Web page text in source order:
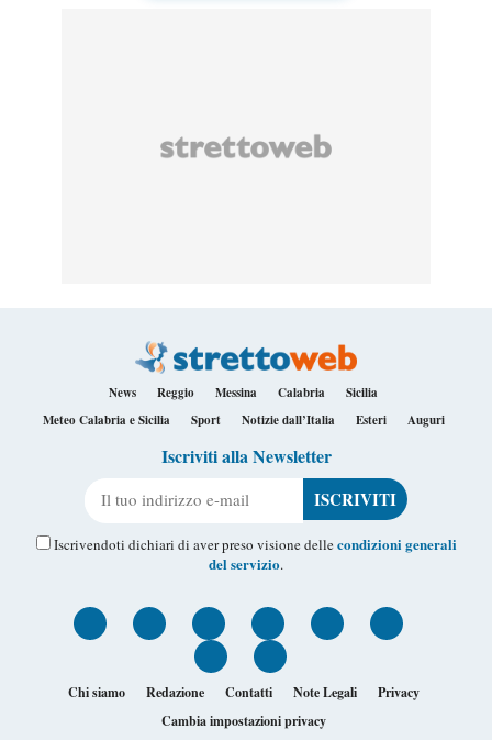
News Reggio Messina Calabria
Sicilia
Meteo Calabria e Sicilia
Sport Notizie dall’Italia Esteri Auguri
Iscriviti alla Newsletter
Iscrivendoti dichiari di aver preso visione dellecondizioni generali
del servizio.
Chi siamo Redazione Contatti Note Legali
Privacy
Cambia impostazioni privacy